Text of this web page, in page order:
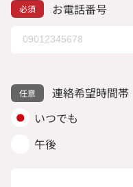
お電話番号
連絡希望時間帯
いつでも
午後